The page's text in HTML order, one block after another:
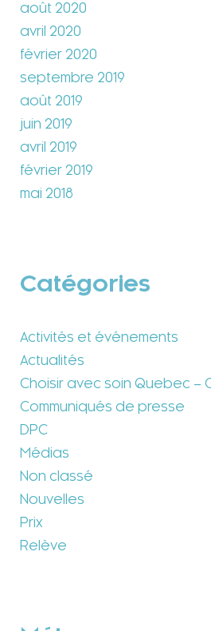
août 2020
avril 2020
février 2020
septembre 2019
août 2019
juin 2019
avril 2019
février 2019
mai 2018
Catégories
Activités et événements
Actualités
Choisir avec soin Quebec –
Communiqués de presse
DPC
Médias
Non classé
Nouvelles
Prix
Relève